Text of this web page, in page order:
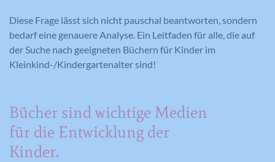
Diese Frage lässt sich nicht pauschal beantworten, sondern
bedarf eine genauere Analyse. Ein Leitfaden für alle, die auf
der Suche nach geeigneten Büchern für Kinder im
Kleinkind-/Kindergartenalter sind!
Bücher sind wichtige Medien
für die Entwicklung der
Kinder.